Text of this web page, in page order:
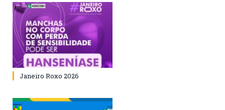
Janeiro Roxo 2026